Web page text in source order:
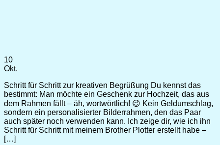
10
Okt.
Schritt für Schritt zur kreativen Begrüßung Du kennst das
bestimmt: Man möchte ein Geschenk zur Hochzeit, das aus
dem Rahmen fällt – äh, wortwörtlich! 😉 Kein Geldumschlag,
sondern ein personalisierter Bilderrahmen, den das Paar
auch später noch verwenden kann. Ich zeige dir, wie ich ihn
Schritt für Schritt mit meinem Brother Plotter erstellt habe –
[…]